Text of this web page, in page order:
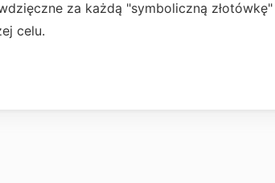
za każdą "symboliczną
celu.